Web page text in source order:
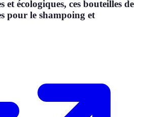
et écologiques, ces bouteilles de
pour le shampoing et